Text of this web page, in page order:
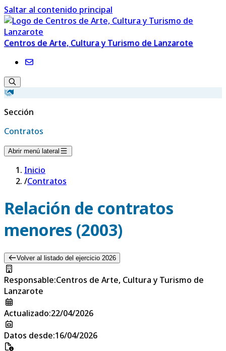
Saltar al contenido principal
Centros de Arte, Cultura y Turismo de Lanzarote
Sección
Contratos
Abrir menú lateral
Inicio
/Contratos
Relación de contratos
menores (2003)
Volver al listado del ejercicio 2026
Responsable:Centros de Arte, Cultura y Turismo de
Lanzarote
Actualizado:22/04/2026
Datos desde:16/04/2026